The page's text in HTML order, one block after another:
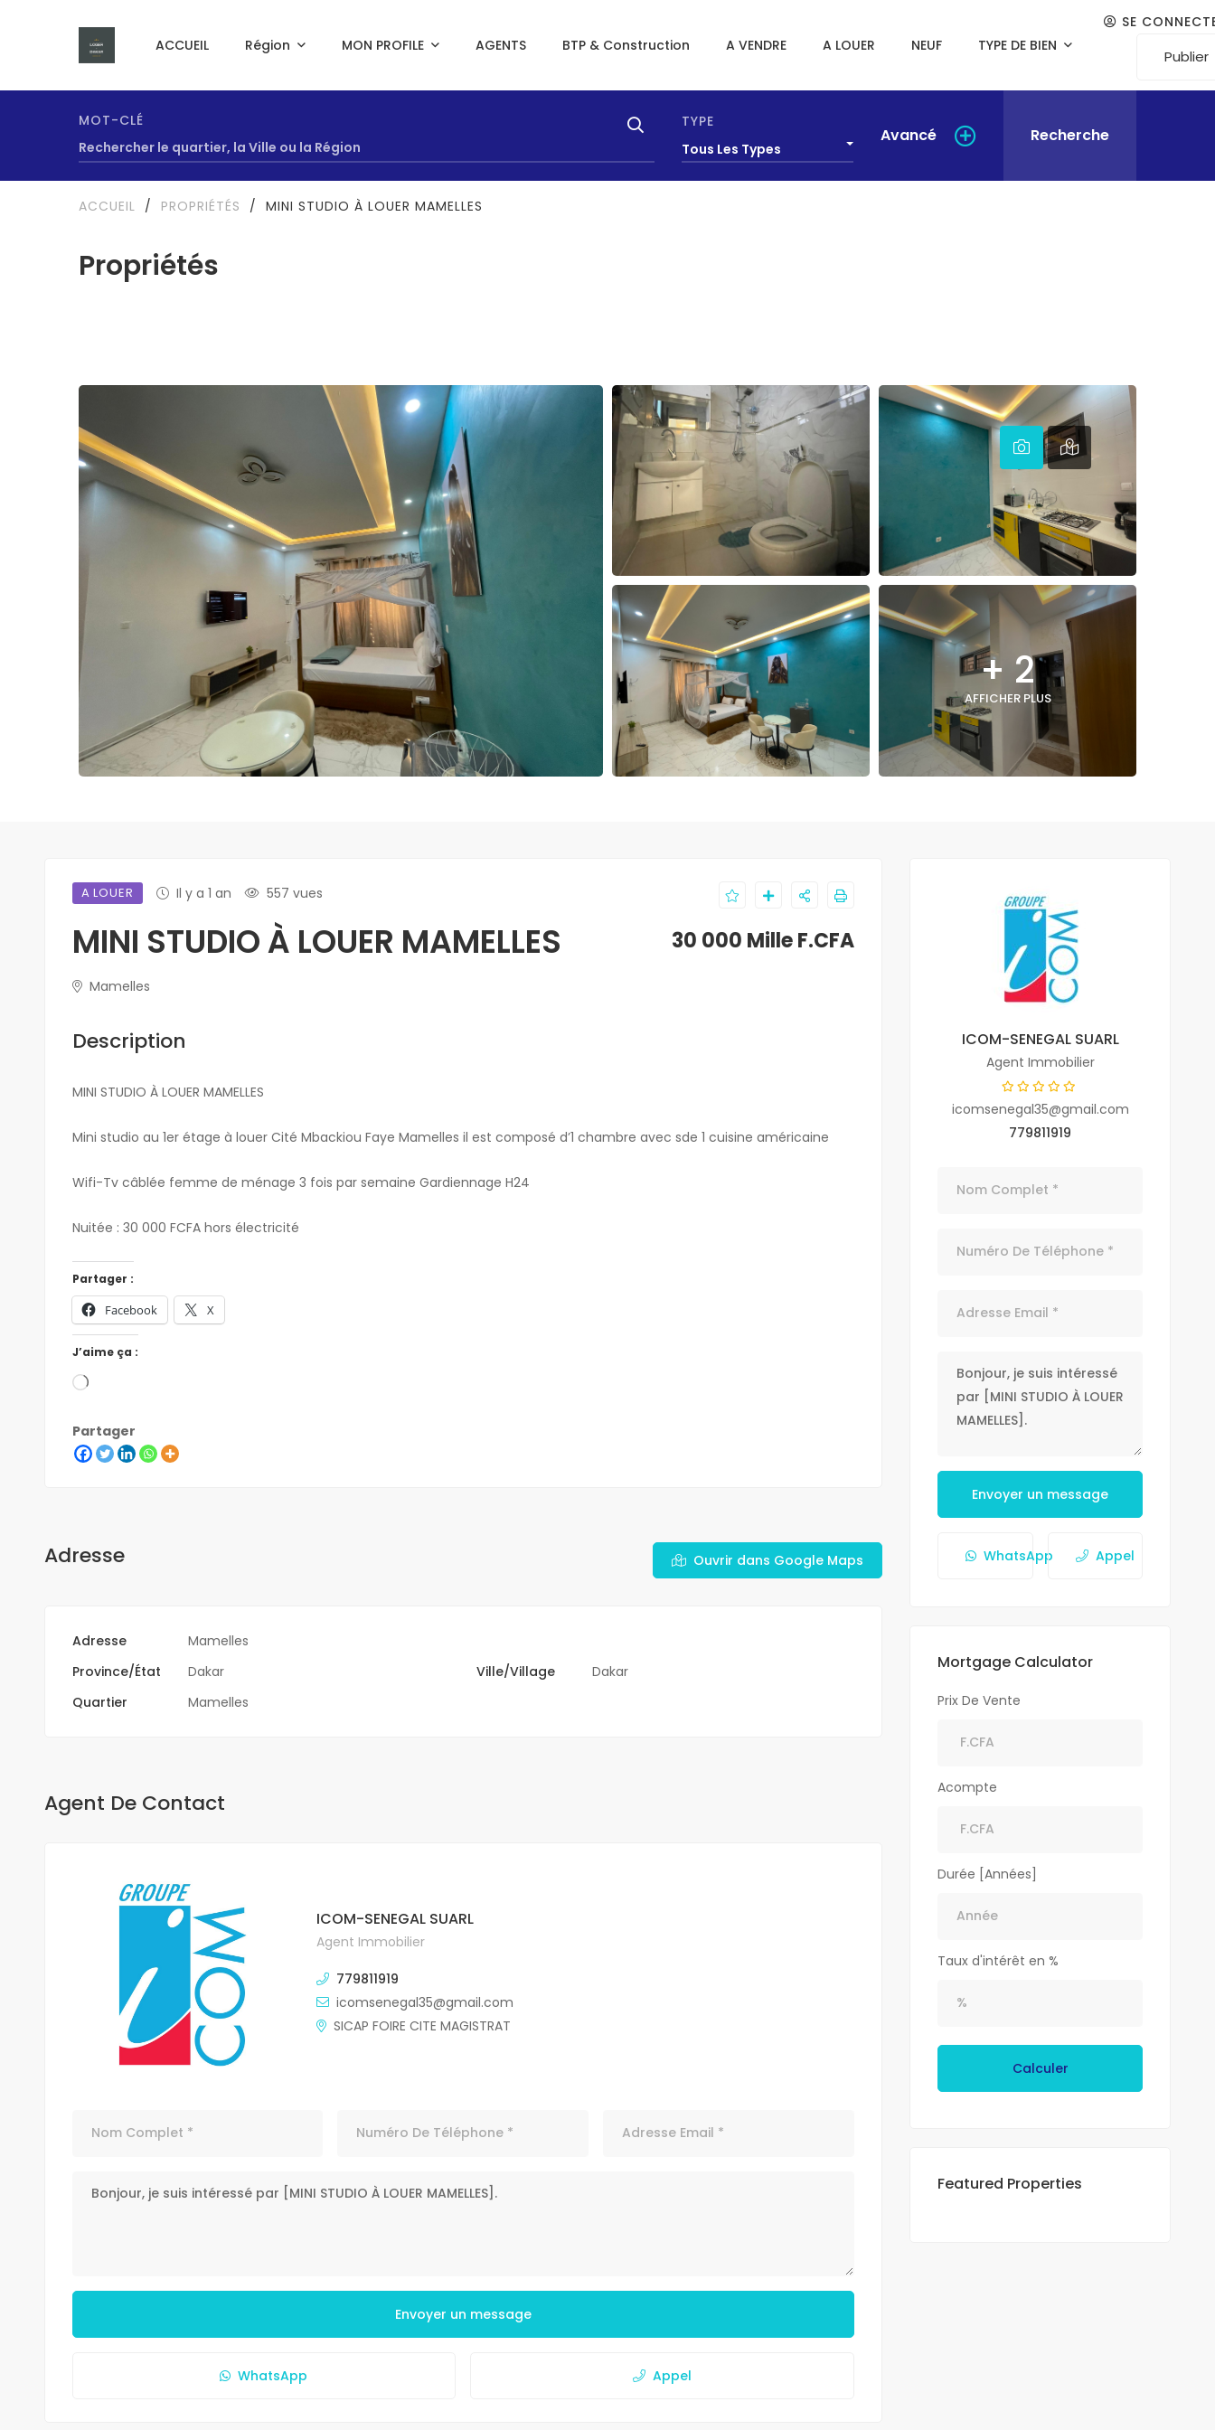
ACCUEIL Région MON PROFILE AGENTS BTP & Construction A VENDRE A LOUER NEUF TYPE DE BIEN
SE
Publier
MOT-CLÉ
TYPE
Tous Les Types
Avancé Recherche
Propriétés
ACCUEIL / PROPRIÉTÉS / MINI STUDIO À LOUER MAMELLES
+ 2
AFFICHER PLUS
A LOUER Il y a 1 an 557 vues
MINI STUDIO À LOUER MAMELLES
Mamelles
30 000 Mille F.CFA
Description
MINI STUDIO À LOUER MAMELLES
Mini studio au 1er étage à louer Cité Mbackiou Faye Mamelles il est composé d’1 chambre avec sde 1 cuisine américaine
Wifi-Tv câblée femme de ménage 3 fois par semaine Gardiennage H24
Nuitée : 30 000 FCFA hors électricité
Partager :
Facebook X
J’aime ça :
Partager
Adresse Ouvrir dans Google Maps
Adresse
Mamelles
Province/État
Dakar Ville/Village
Dakar
Quartier
Mamelles
Agent De Contact
ICOM-SENEGAL SUARL
Agent Immobilier
779811919
icomsenegal35@gmail.com
SICAP FOIRE CITE MAGISTRAT
Envoyer un message
WhatsApp Appel
ICOM-SENEGAL SUARL
Agent Immobilier
icomsenegal35@gmail.com
779811919
Envoyer un message
WhatsApp Appel
Mortgage Calculator
Prix De Vente
Acompte
Durée [Années]
Taux d'intérêt en %
Calculer
Featured Properties